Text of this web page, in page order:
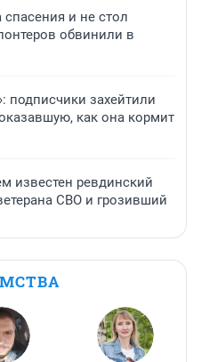
и не стол
обвинили в
подписчики захейтили
как она кормит
известен ревдинский
СВО и грозивший